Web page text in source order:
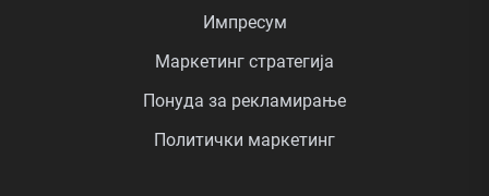
Импресум
Маркетинг стратегија
Понуда за рекламирање
Политички маркетинг